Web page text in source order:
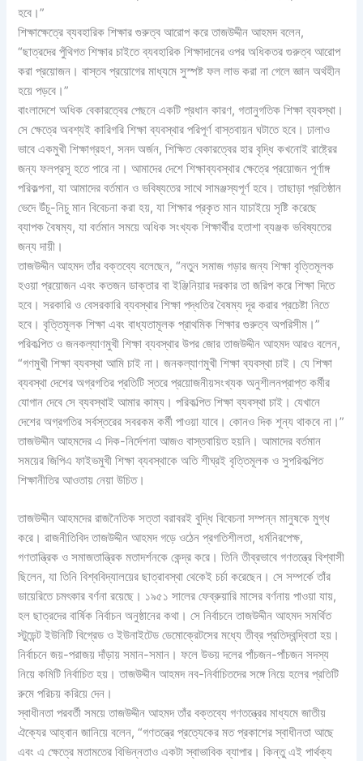
হবে।”
শিক্ষাক্ষেত্রে ব্যবহারিক শিক্ষার গুরুত্ব আরোপ করে তাজউদ্দীন আহমদ বলেন,
“ছাত্রদের পুঁথিগত শিক্ষার চাইতে ব্যবহারিক শিক্ষাদানের ওপর অধিকতর গুরুত্ব আরোপ
করা প্রয়োজন। বাস্তব প্রয়োগের মাধ্যমে সুস্পষ্ট ফল লাভ করা না গেলে জ্ঞান অর্থহীন
হয়ে পড়বে।”
বাংলাদেশে অধিক বেকারত্বের পেছনে একটি প্রধান কারণ, গতানুগতিক শিক্ষা ব্যবস্থা।
সে ক্ষেত্রে অবশ্যই কারিগরি শিক্ষা ব্যবস্থার পরিপূর্ণ বাস্তবায়ন ঘটাতে হবে। ঢালাও
ভাবে একমুখী শিক্ষাগ্রহণ, সনদ অর্জন, শিক্ষিত বেকারত্বের হার বৃদ্ধি কখনোই রাষ্ট্রের
জন্য ফলপ্রসূ হতে পারে না। আমাদের দেশে শিক্ষাব্যবস্থার ক্ষেত্রে প্রয়োজন পূর্ণাঙ্গ
পরিকল্পনা, যা আমাদের বর্তমান ও ভবিষ্যতের সাথে সামঞ্জস্যপূর্ণ হবে। তাছাড়া প্রতিষ্ঠান
ভেদে উঁচু-নিচু মান বিবেচনা করা হয়, যা শিক্ষার প্রকৃত মান যাচাইয়ে সৃষ্টি করেছে
ব্যাপক বৈষম্য, যা বর্তমান সময়ে অধিক সংখ্যক শিক্ষার্থীর হতাশা ব্যঞ্জক ভবিষ্যতের
জন্য দায়ী।
তাজউদ্দীন আহমদ তাঁর বক্তব্যে বলেছেন, “নতুন সমাজ গড়ার জন্য শিক্ষা বৃত্তিমূলক
হওয়া প্রয়োজন এবং কতজন ডাক্তার বা ইঞ্জিনিয়ার দরকার তা জরিপ করে শিক্ষা দিতে
হবে। সরকারি ও বেসরকারি ব্যবস্থার শিক্ষা পদ্ধতির বৈষম্য দূর করার প্রচেষ্টা নিতে
হবে। বৃত্তিমূলক শিক্ষা এবং বাধ্যতামূলক প্রাথমিক শিক্ষার গুরুত্ব অপরিসীম।”
পরিকল্পিত ও জনকল্যাণমুখী শিক্ষা ব্যবস্থার উপর জোর তাজউদ্দীন আহমদ আরও বলেন,
“গণমুখী শিক্ষা ব্যবস্থা আমি চাই না। জনকল্যাণমুখী শিক্ষা ব্যবস্থা চাই। যে শিক্ষা
ব্যবস্থা দেশের অগ্রগতির প্রতিটি স্তরে প্রয়োজনীয়সংখ্যক অনুশীলনপ্রাপ্ত কর্মীর
যোগান দেবে সে ব্যবস্থাই আমার কাম্য। পরিকল্পিত শিক্ষা ব্যবস্থা চাই। যেখানে
দেশের অগ্রগতির সর্বস্তরের সবরকম কর্মী পাওয়া যাবে। কোনও দিক শূন্য থাকবে না।”
তাজউদ্দীন আহমদের এ দিক-নির্দেশনা আজও বাস্তবায়িত হয়নি। আমাদের বর্তমান
সময়ের জিপিএ ফাইভমুখী শিক্ষা ব্যবস্থাকে অতি শীঘ্রই বৃত্তিমূলক ও সুপরিকল্পিত
শিক্ষানীতির আওতায় নেয়া উচিত।
তাজউদ্দীন আহমদের রাজনৈতিক সত্তা বরাবরই বুদ্ধি বিবেচনা সম্পন্ন মানুষকে মুগ্ধ
করে। রাজনীতিবিদ তাজউদ্দীন আহমদ গড়ে ওঠেন প্রগতিশীলতা, ধর্মনিরপেক্ষ,
গণতান্ত্রিক ও সমাজতান্ত্রিক মতাদর্শনকে কেন্দ্র করে। তিনি তীব্রভাবে গণতন্ত্রে বিশ্বাসী
ছিলেন, যা তিনি বিশ্ববিদ্যালয়ের ছাত্রাবস্থা থেকেই চর্চা করেছেন। সে সম্পর্কে তাঁর
ডায়েরিতে চমৎকার বর্ণনা রয়েছে। ১৯৫১ সালের ফেব্রুয়ারি মাসের বর্ণনায় পাওয়া যায়,
হল ছাত্রদের বার্ষিক নির্বাচন অনুষ্ঠানের কথা। সে নির্বাচনে তাজউদ্দীন আহমদ সমর্থিত
স্টুডেন্ট ইউনিটি বিগ্রেড ও ইউনাইটেড ডেমোক্রেটসের মধ্যে তীব্র প্রতিদ্বন্দ্বিতা হয়।
নির্বাচনে জয়-পরাজয় দাঁড়ায় সমান-সমান। ফলে উভয় দলের পাঁচজন-পাঁচজন সদস্য
নিয়ে কমিটি নির্বাচিত হয়। তাজউদ্দীন আহমদ নব-নির্বাচিতদের সঙ্গে নিয়ে হলের প্রতিটি
রুমে পরিচয় করিয়ে দেন।
স্বাধীনতা পরবর্তী সময়ে তাজউদ্দীন আহমদ তাঁর বক্তব্যে গণতন্ত্রের মাধ্যমে জাতীয়
ঐক্যের আহ্বান জানিয়ে বলেন, “গণতন্ত্রে প্রত্যেকের মত প্রকাশের স্বাধীনতা আছে
এবং এ ক্ষেত্রে মতামতের বিভিন্নতাও একটা স্বাভাবিক ব্যাপার। কিন্তু এই পার্থক্য